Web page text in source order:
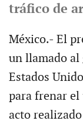
tráfico de
México.- El
un llamado al
Estados
para frenar el
acto